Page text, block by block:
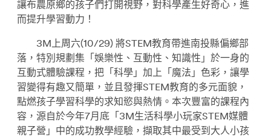
讓布農原鄉的孩子們打開視野，對科學產生好奇心，進
而提升學習動力！
3M上周六(10/29) 將STEM教育帶進南投縣偏鄉部
落，特別規劃集「娛樂性、互動性、知識性」於一身的
互動式體驗課程，把「科學」加上「魔法」色彩，讓學
習變得有趣又簡單，並且發揮STEM教育的多元面貌，
點燃孩子學習科學的求知慾與熱情。本次豐富的課程內
容，源自於今年7月底「3M生活科學小玩家STEM媒體
親子營」中的成功教學經驗，擷取其中最受到大人小孩